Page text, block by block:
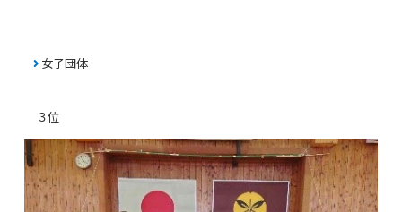
女子団体
３位